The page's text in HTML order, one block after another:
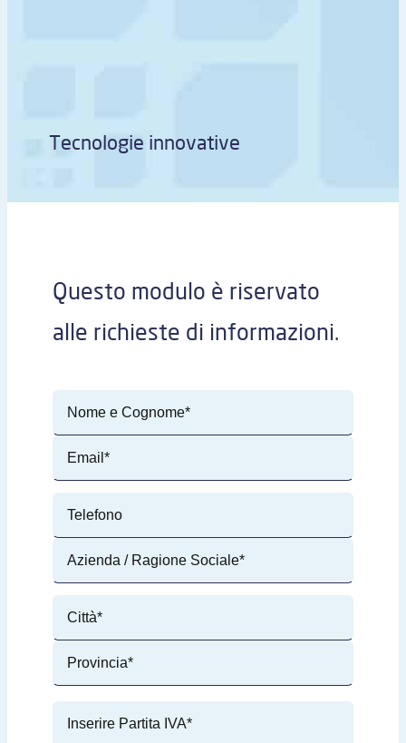
Tecnologie innovative
Questo modulo è riservato
alle richieste di informazioni.